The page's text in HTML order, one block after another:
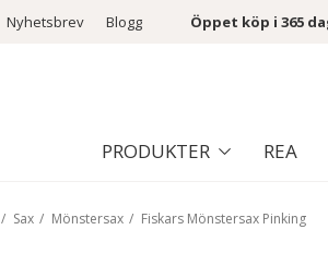
Nyhetsbrev Blogg Öppet köp i 365
PRODUKTER REA
/ Sax / Mönstersax / Fiskars Mönstersax Pinking